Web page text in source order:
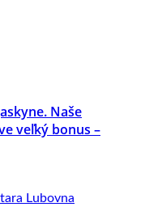
Naše
veľký bonus –